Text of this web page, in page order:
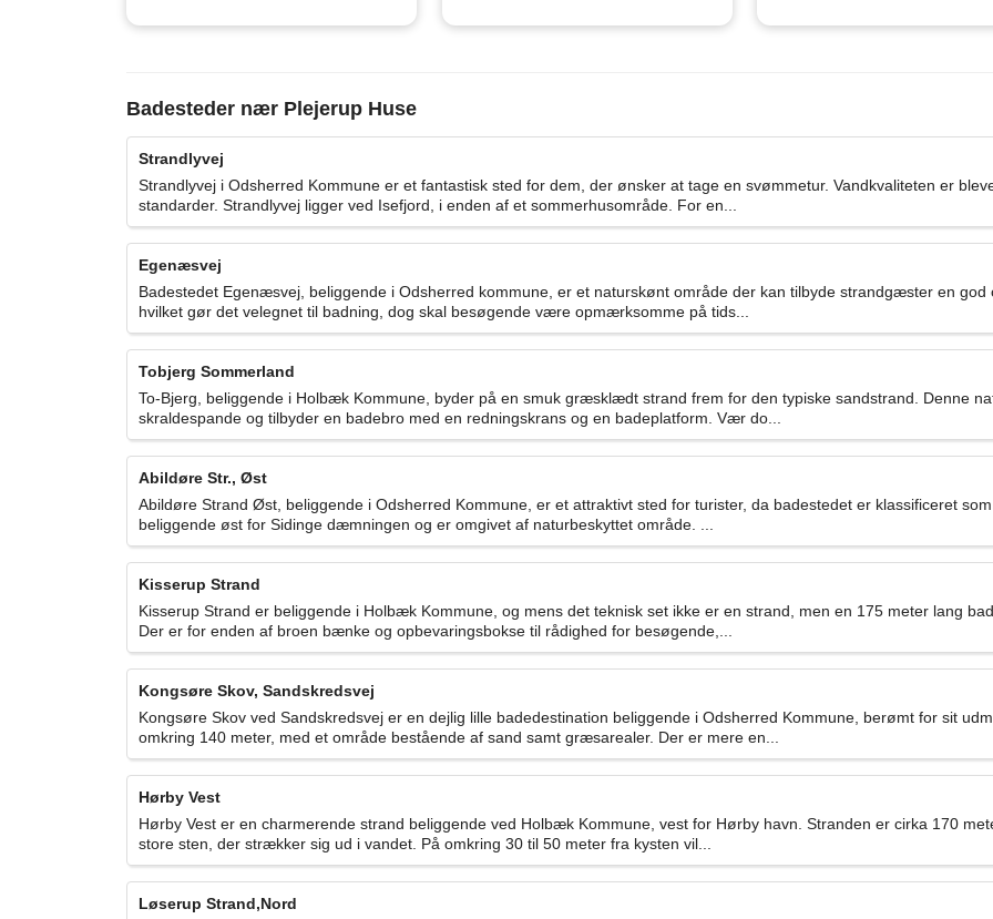
Badesteder nær Plejerup Huse
Strandlyvej
Strandlyvej i Odsherred Kommune er et fantastisk sted for dem, der ønsker at tage en svømmetur. Vandkvaliteten er
standarder. Strandlyvej ligger ved Isefjord, i enden af et sommerhusområde. For en...
Egenæsvej
Badestedet Egenæsvej, beliggende i Odsherred kommune, er et naturskønt område der kan tilbyde strandgæster en god
hvilket gør det velegnet til badning, dog skal besøgende være opmærksomme på tids...
Tobjerg Sommerland
To-Bjerg, beliggende i Holbæk Kommune, byder på en smuk græsklædt strand frem for den typiske sandstrand. Denne
skraldespande og tilbyder en badebro med en redningskrans og en badeplatform. Vær do...
Abildøre Str., Øst
Abildøre Strand Øst, beliggende i Odsherred Kommune, er et attraktivt sted for turister, da badestedet er klassificeret
beliggende øst for Sidinge dæmningen og er omgivet af naturbeskyttet område. ...
Kisserup Strand
Kisserup Strand er beliggende i Holbæk Kommune, og mens det teknisk set ikke er en strand, men en 175 meter lang
Der er for enden af broen bænke og opbevaringsbokse til rådighed for besøgende,...
Kongsøre Skov, Sandskredsvej
Kongsøre Skov ved Sandskredsvej er en dejlig lille badedestination beliggende i Odsherred Kommune, berømt for sit
omkring 140 meter, med et område bestående af sand samt græsarealer. Der er mere en...
Hørby Vest
Hørby Vest er en charmerende strand beliggende ved Holbæk Kommune, vest for Hørby havn. Stranden er cirka 170
store sten, der strækker sig ud i vandet. På omkring 30 til 50 meter fra kysten vil...
Løserup Strand,Nord